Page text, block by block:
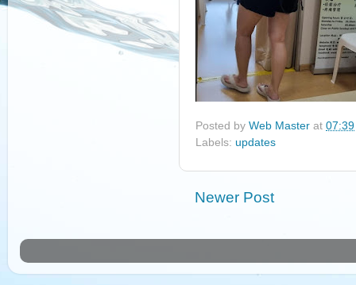
Posted by Web Master at 07:39
Labels: updates
Newer Post